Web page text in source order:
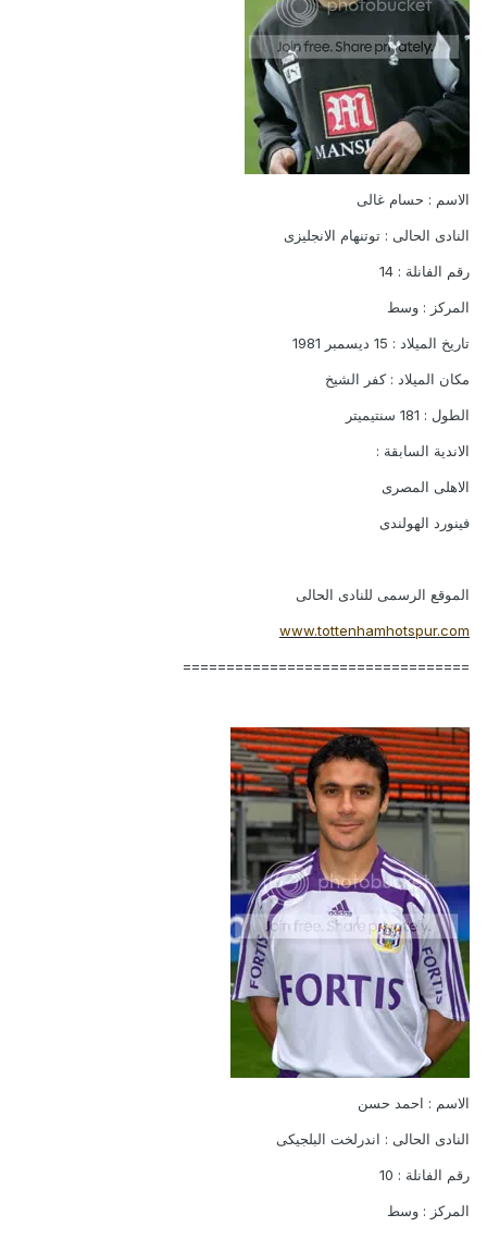
الاسم : حسام غالى
النادى الحالى : توتنهام الانجليزى
رقم الفانلة : 14
المركز : وسط
تاريخ الميلاد : 15 ديسمبر 1981
مكان الميلاد : كفر الشيخ
الطول : 181 سنتيميتر
الاندية السابقة :
الاهلى المصرى
فينورد الهولندى
الموقع الرسمى للنادى الحالى
www.tottenhamhotspur.com
=================================
الاسم : احمد حسن
النادى الحالى : اندرلخت البلجيكى
رقم الفانلة : 10
المركز : وسط